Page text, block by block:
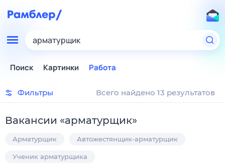
арматурщик
Поиск Картинки Работа
Фильтры Всего найдено 13 результатов
Вакансии «арматурщик»
Арматурщик Автожестянщик-арматурщик
Ученик арматурщика